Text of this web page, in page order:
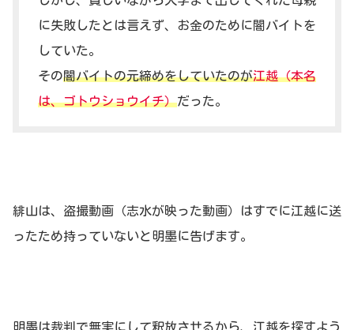
に失敗したとは言えず、お金のために闇バイトを
していた。
その闇バイトの元締めをしていたのが江越（本名
は、ゴトウショウイチ）だった。
緋山は、盗撮動画（志水が映った動画）はすでに江越に送
ったため持っていないと明墨に告げます。
明墨は裁判で無実にして釈放させるから、江越を探すよう